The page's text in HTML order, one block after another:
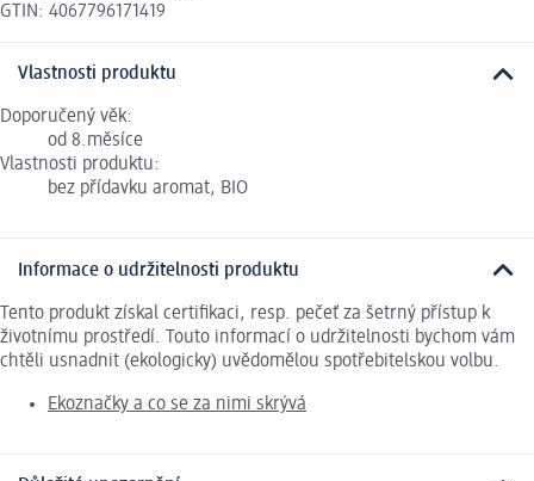
GTIN: 4067796171419
Vlastnosti produktu
Doporučený věk:
od 8.měsíce
Vlastnosti produktu:
bez přídavku aromat, BIO
Informace o udržitelnosti produktu
Tento produkt získal certifikaci, resp. pečeť za šetrný přístup k
životnímu prostředí. Touto informací o udržitelnosti bychom vám
chtěli usnadnit (ekologicky) uvědomělou spotřebitelskou volbu.
Ekoznačky a co se za nimi skrývá